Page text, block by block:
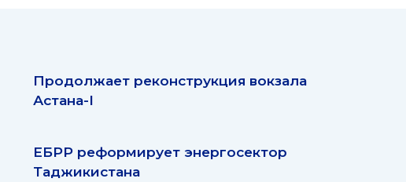
Продолжает реконструкция вокзала
Астана-I
ЕБРР реформирует энергосектор
Таджикистана